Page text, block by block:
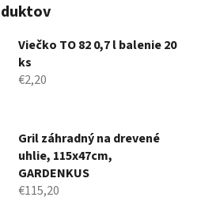
Viečko TO 82 0,7 l balenie 20
ks
€2,20
Gril záhradný na drevené
uhlie, 115x47cm,
GARDENKUS
€115,20